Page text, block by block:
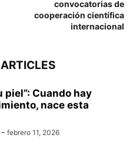
convocatorias de
cooperación científica
internacional
piel”: Cuando hay
nace esta
- febrero 11, 2026